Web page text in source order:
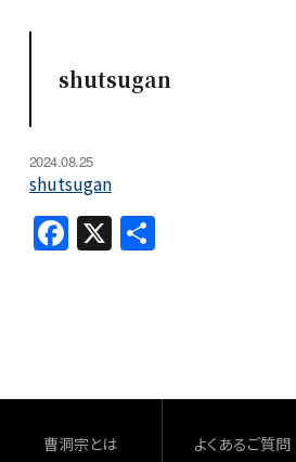
shutsugan
2024.08.25
shutsugan
F
a
o
o
X 共
曹洞宗とは よくあるご質問